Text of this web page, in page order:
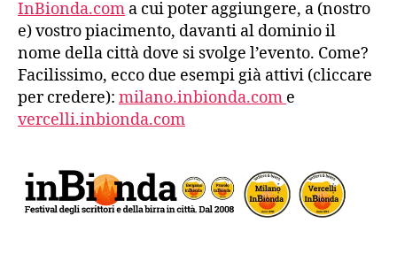
InBionda.com a cui poter aggiungere, a (nostro
e) vostro piacimento, davanti al dominio il
nome della città dove si svolge l’evento. Come?
Facilissimo, ecco due esempi già attivi (cliccare
per credere): milano.inbionda.com e
vercelli.inbionda.com